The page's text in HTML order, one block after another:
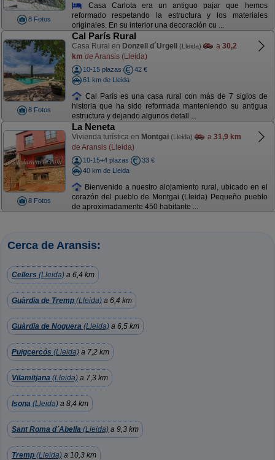
8 Fotos
Casa Carlota era un antiguo pajar que hemos
reformado respetando la estructura y los materiales
originales. En su interior una decoración cu ...
8 Fotos
Cal París Rural
Casa Rural en Donzell d´Urgell (Lleida) a 30,2
km de Aransis (Lleida)
10-15 plazas
42 €
61 km de Lleida
Cal París es una casa rural con más de 7 siglos de
historia que ha sido reformada manteniendo su antigua
estructura y dejando algunos detall ...
8 Fotos
La Neneta
Vivienda turística en Montgai (Lleida) a 31,9 km
de Aransis (Lleida)
10-15+4 plazas
33 €
40 km de Lleida
Bienvenido a nuestro alojamiento rural, ubicado en el
corazón del pueblo de Montgai (Lleida) Pequeño pueblo
de aproximadamente 450 habitante ...
Cerca de Aransis:
Cellers (Lleida) a 6,4 km
Guàrdia de Tremp (Lleida) a 6,4 km
Guàrdia de Noguera (Lleida) a 6,5 km
Puigcercós (Lleida) a 7,2 km
Vilamitjana (Lleida) a 7,3 km
Isona (Lleida) a 8,4 km
Sant Roma d´Abella (Lleida) a 9,3 km
Tremp (Lleida) a 10,3 km